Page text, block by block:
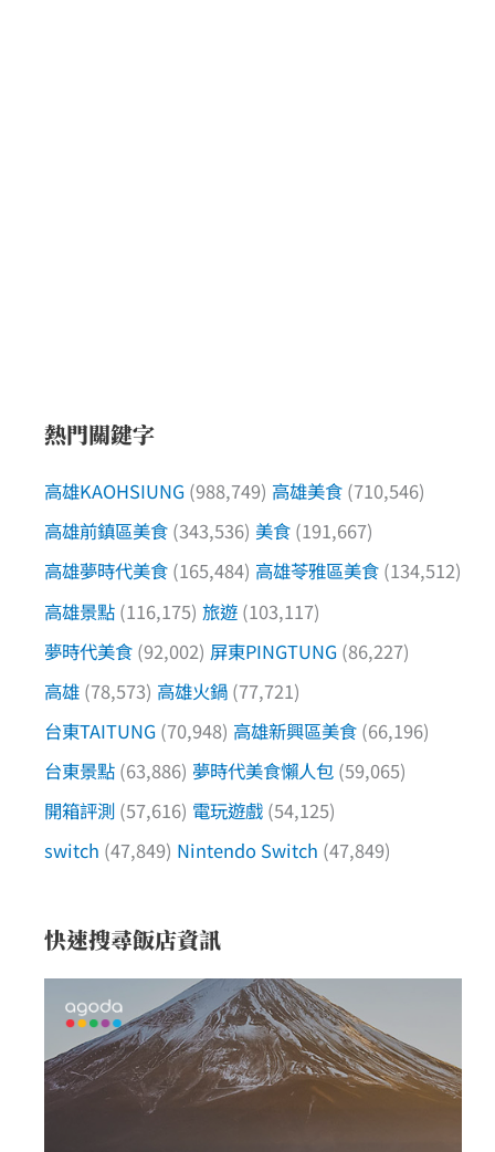
熱門關鍵字
高雄KAOHSIUNG (988,749) 高雄美食 (710,546)
高雄前鎮區美食 (343,536) 美食 (191,667)
高雄夢時代美食 (165,484) 高雄苓雅區美食 (134,512)
高雄景點 (116,175) 旅遊 (103,117)
夢時代美食 (92,002) 屏東PINGTUNG (86,227)
高雄 (78,573) 高雄火鍋 (77,721)
台東TAITUNG (70,948) 高雄新興區美食 (66,196)
台東景點 (63,886) 夢時代美食懶人包 (59,065)
開箱評測 (57,616) 電玩遊戲 (54,125)
switch (47,849) Nintendo Switch (47,849)
快速搜尋飯店資訊